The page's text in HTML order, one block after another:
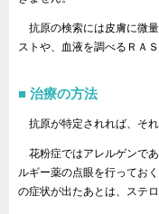
抗原の検索には皮膚に微
ストや、血液を調べるＲＡ
治療の方法
抗原が特定されれば、それ
花粉症ではアレルゲンで
ルギー薬の点眼を行ってお
の症状が出たあとは、ステ